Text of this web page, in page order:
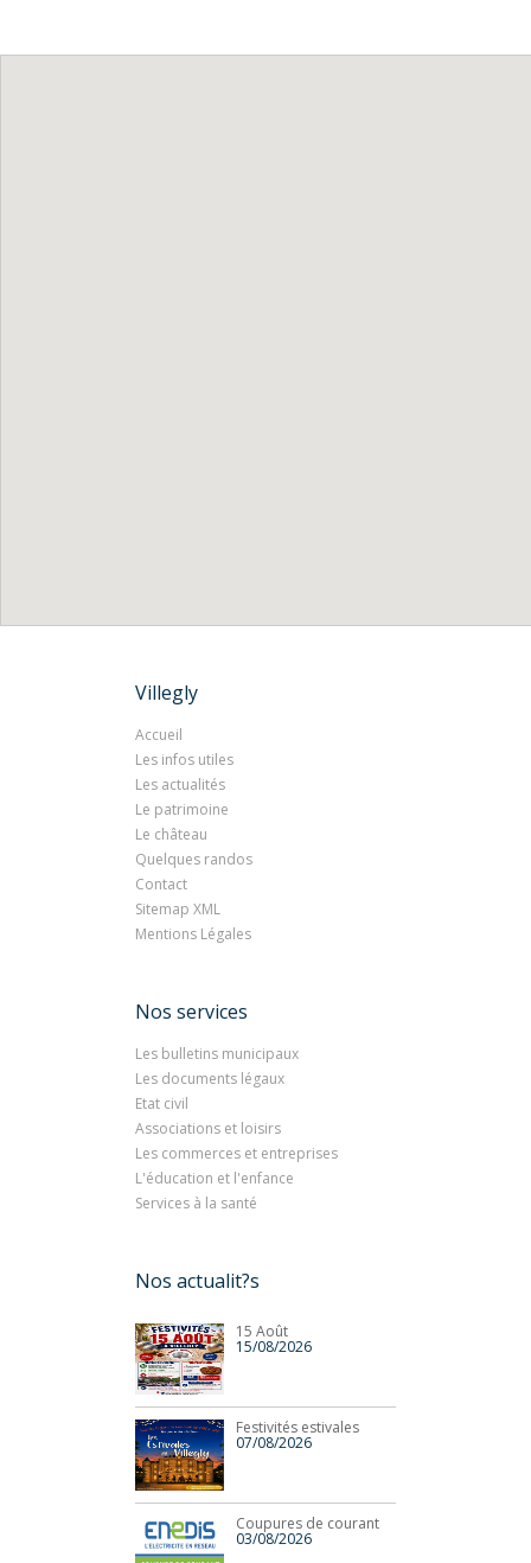
Villegly
Accueil
Les infos utiles
Les actualités
Le patrimoine
Le château
Quelques randos
Contact
Sitemap XML
Mentions Légales
Nos services
Les bulletins municipaux
Les documents légaux
Etat civil
Associations et loisirs
Les commerces et entreprises
L'éducation et l'enfance
Services à la santé
Nos actualit?s
15 Août
15/08/2026
Festivités estivales
07/08/2026
Coupures de courant
03/08/2026